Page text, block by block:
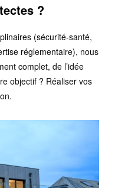
?
(sécurité-santé,
réglementaire), nous
complet, de l’idée
objectif ? Réaliser vos